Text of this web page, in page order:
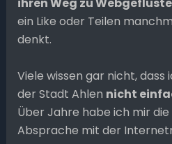
ihren Weg zu
ein Like oder Teilen
denkt.
Viele wissen gar nicht,
der Stadt Ahlen nicht
Über Jahre habe ich mir
Absprache mit der